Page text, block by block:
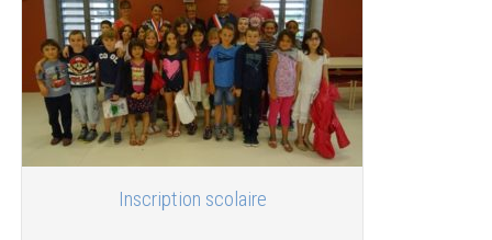
Inscription scolaire